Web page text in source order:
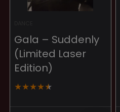
Gala – Suddenly
(Limited Laser
Edition)
★★★★★